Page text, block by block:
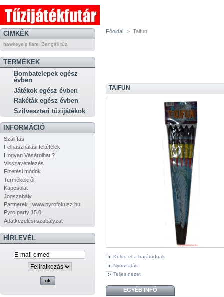
CIMKÉK
hawkeye's flare Bengáli tűz
TERMÉKEK
Bombatelepek egész
évben
Játékok egész évben
Rakéták egész évben
Szilveszteri tűzijátékok
INFORMÁCIÓ
Szállítás
Felhasználási feltételek
Hogyan Vásárolhat ?
Visszavételezés
Fizetési módok
Termékekről
Kapcsolat
Jogszabály
Partnerek : www.pyrofokusz.hu
Pyro party 15.0
Adatkezelési szabályzat
HÍRLEVÉL
Főoldal > Taifun
TAIFUN
Küldd el a barátodnak
Nyomtatás
Teljes nézet
EGYÉB INFÓ